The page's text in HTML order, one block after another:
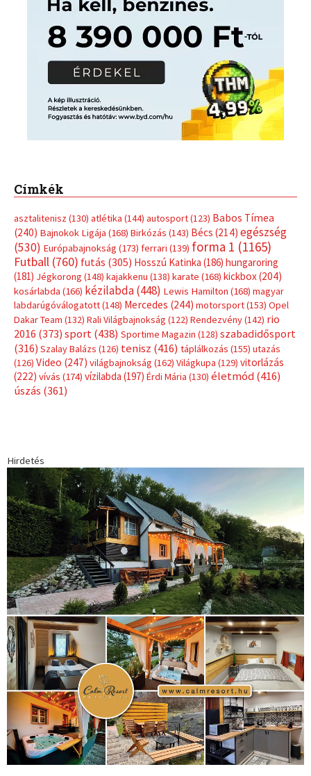
Címkék
asztalitenisz (130) atlétika (144) autosport(123) Babos Tímea
(240) Bajnokok Ligája (168) Birkózás (143) Bécs (214) egészség
(530) Európabajnokság (173) ferrari (139) forma 1 (1165)
Futball (760) futás (305) Hosszú Katinka (186) hungaroring
(181) Jégkorong (148) kajakkenu (138) karate (168) kickbox(204)
kosárlabda (166) kézilabda(448) Lewis Hamilton (168) magyar
labdarúgóválogatott(148) Mercedes (244) motorsport(153) Opel
Dakar Team (132) Rali Világbajnokság (122) Rendezvény(142) rio
2016 (373) sport(438) Sportime Magazin (128) szabadidősport
(316) Szalay Balázs (126) tenisz (416) táplálkozás (155) utazás
(126) Video (247) világbajnokság (162) Világkupa (129) vitorlázás
(222) vívás (174) vízilabda (197) Érdi Mária (130) életmód(416)
úszás (361)
Hirdetés